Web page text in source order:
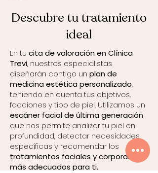
Descubre tu tratamiento
ideal
En tu cita de valoración en Clínica
Trevi, nuestros especialistas
diseñarán contigo un plan de
medicina estética personalizado,
teniendo en cuenta tus objetivos,
facciones y tipo de piel. Utilizamos un
escáner facial de última generación
que nos permite analizar tu piel en
profundidad, detectar necesidades
específicas y recomendar los
tratamientos faciales y corporales
más adecuados para ti.